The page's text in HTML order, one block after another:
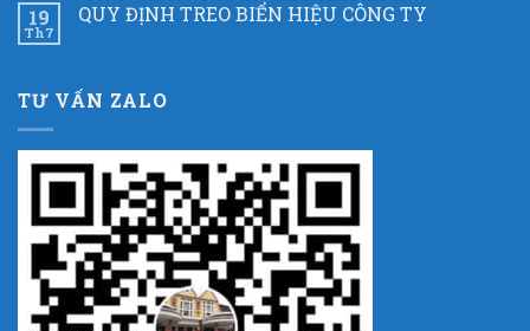
19
Th7
QUY ĐỊNH TREO BIỂN HIỆU CÔNG TY
TƯ VẤN ZALO